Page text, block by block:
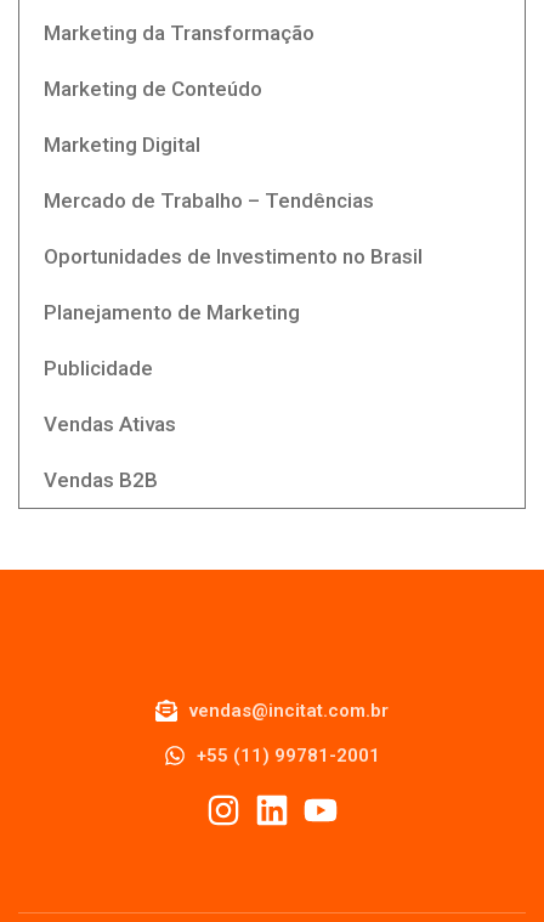
Marketing da Transformação
Marketing de Conteúdo
Marketing Digital
Mercado de Trabalho – Tendências
Oportunidades de Investimento no Brasil
Planejamento de Marketing
Publicidade
Vendas Ativas
Vendas B2B
vendas@incitat.com.br
+55 (11) 99781-2001